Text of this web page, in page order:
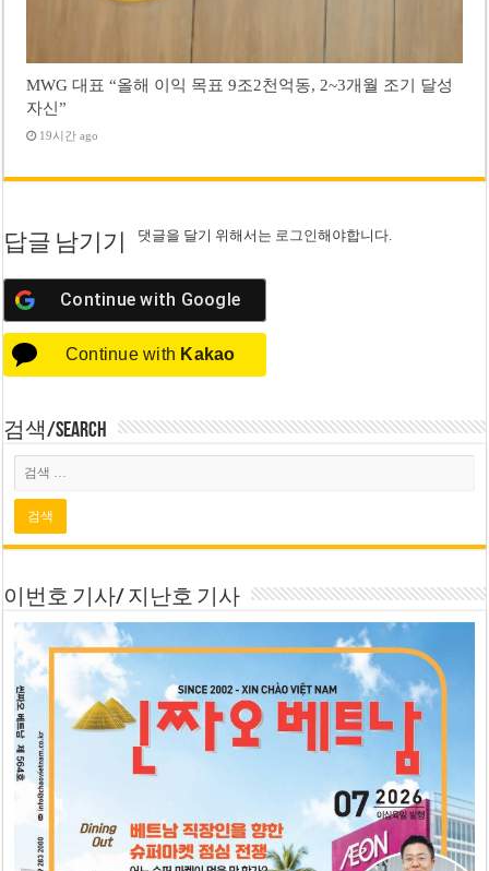
MWG 대표 “올해 이익 목표 9조2천억동, 2~3개월 조기 달성
자신”
19시간 ago
답글 남기기 댓글을 달기 위해서는 로그인해야합니다.
Continue with Google
Continue with Kakao
검색/Search
이번호 기사/ 지난호 기사